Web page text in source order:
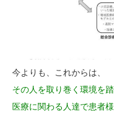
今よりも、これからは、
その人を取り巻く環境を踏
医療に関わる人達で患者